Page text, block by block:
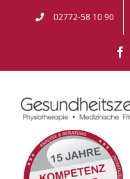
02772-58 10 90